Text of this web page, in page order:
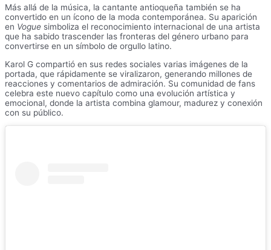
Más allá de la música, la cantante antioqueña también se ha
convertido en un ícono de la moda contemporánea. Su aparición
en Vogue simboliza el reconocimiento internacional de una artista
que ha sabido trascender las fronteras del género urbano para
convertirse en un símbolo de orgullo latino.
Karol G compartió en sus redes sociales varias imágenes de la
portada, que rápidamente se viralizaron, generando millones de
reacciones y comentarios de admiración. Su comunidad de fans
celebra este nuevo capítulo como una evolución artística y
emocional, donde la artista combina glamour, madurez y conexión
con su público.